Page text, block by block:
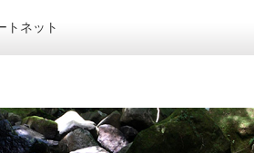
トネット